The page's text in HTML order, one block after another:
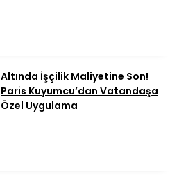
Altında İşçilik Maliyetine Son!
Paris Kuyumcu’dan Vatandaşa
Özel Uygulama